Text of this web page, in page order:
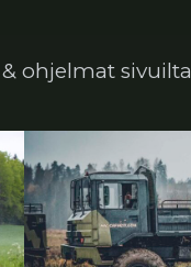
ohjelmat sivuilta